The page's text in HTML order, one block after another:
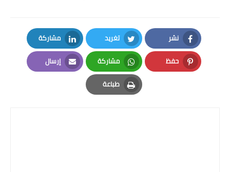
حاسبة عدد الكلمات وعدد
الحروف
حاسبة كتلة الجسم
نشر
Facebook
تغريد
Twitter
مشاركة
LinkedIn
حفظ
Pinterest
مشاركة
Whatsapp
إرسال
Email
طباعة
Print